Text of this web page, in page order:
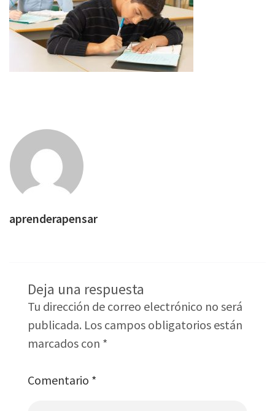
aprenderapensar
Deja una respuesta
Tu dirección de correo electrónico no será
publicada. Los campos obligatorios están
marcados con *
Comentario *